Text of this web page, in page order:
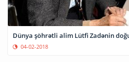
Dünya şöhrətli alim Lütfi Zadənin
04-02-2018